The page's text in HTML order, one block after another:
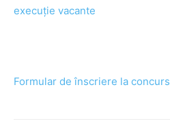
execuție vacante
Formular de înscriere la concurs